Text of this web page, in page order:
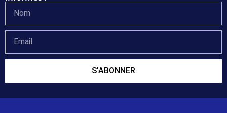
S'ABONNER